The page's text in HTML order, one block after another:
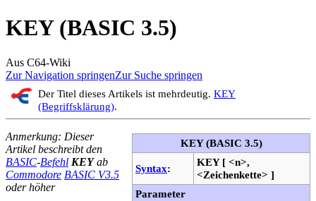
KEY (BASIC 3.5)
Aus C64-Wiki
Zur Navigation springenZur Suche springen
Der Titel dieses Artikels ist mehrdeutig. KEY
(Begriffsklärung).
KEY (BASIC 3.5)
Syntax:
KEY [ <n>,
<Zeichenkette> ]
Parameter
Anmerkung: Dieser
Artikel beschreibt den
BASIC-Befehl KEYab
Commodore BASIC V3.5
oder höher